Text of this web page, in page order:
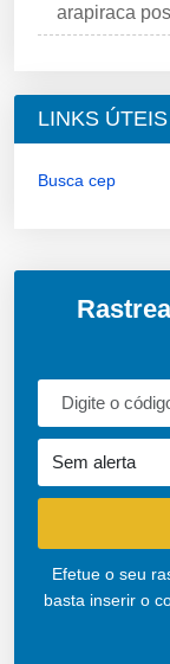
arapiraca
LINKS ÚTEIS
Busca cep
Efetue o seu
basta inserir o